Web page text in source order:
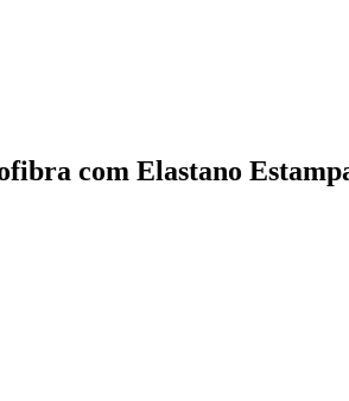
com Elastano